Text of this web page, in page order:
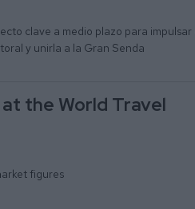
clave a medio plazo para impulsar
y unirla a la Gran Senda
the World Travel
figures